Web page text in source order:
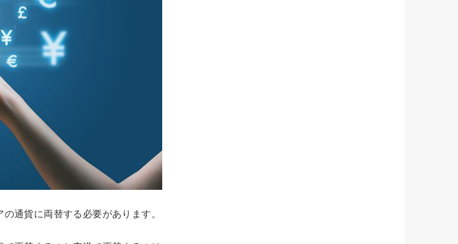
通貨に両替する必要があります。